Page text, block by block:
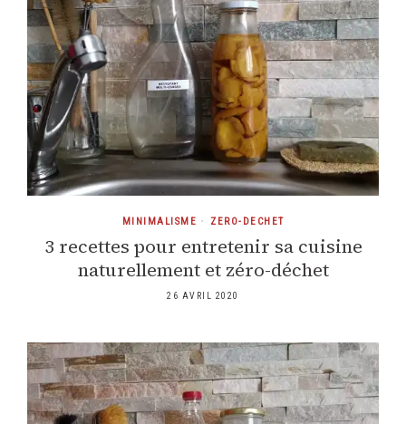
MINIMALISME • ZERO-DECHET
3 recettes pour entretenir sa cuisine
naturellement et zéro-déchet
26 AVRIL 2020